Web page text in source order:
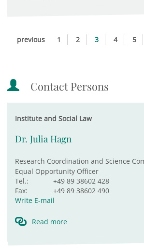
previous 1 2 3 4 5
Contact Persons
Institute and Social Law
Dr. Julia Hagn
Research Coordination and Science
Equal Opportunity Officer
Tel.:
+49 89 38602 428
Fax:
+49 89 38602 490
Write E-mail
Read more